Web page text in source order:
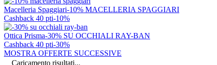
Macelleria Spaggiari-10% MACELLERIA SPAGGIARI
Cashback 40 pti-10%
Ottica Prisma-30% SU OCCHIALI RAY-BAN
Cashback 40 pti-30%
MOSTRA OFFERTE SUCCESSIVE
Caricamento risultati...